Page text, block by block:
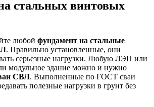
стальных винтовых
любой фундамент на стальные
. Правильно установленные, они
серьезные нагрузки. Любую ЛЭП или
модульное здание можно и нужно
СВЛ. Выполненные по ГОСТ сваи
полезные нагрузки в грунт без